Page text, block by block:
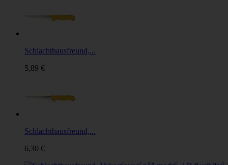
Schlachthausfreund,...
5,89 €
Schlachthausfreund,...
6,30 €